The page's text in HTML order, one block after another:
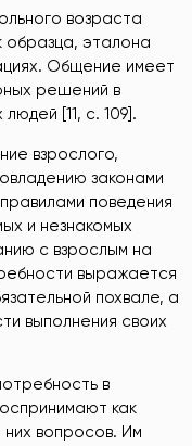
возраста
образца, эталона
Общение имеет
решений в
[11, с. 109].
взрослого,
законами
поведения
и незнакомых
с взрослым на
выражается
похвале, а
выполнения своих
в
как
вопросов. Им